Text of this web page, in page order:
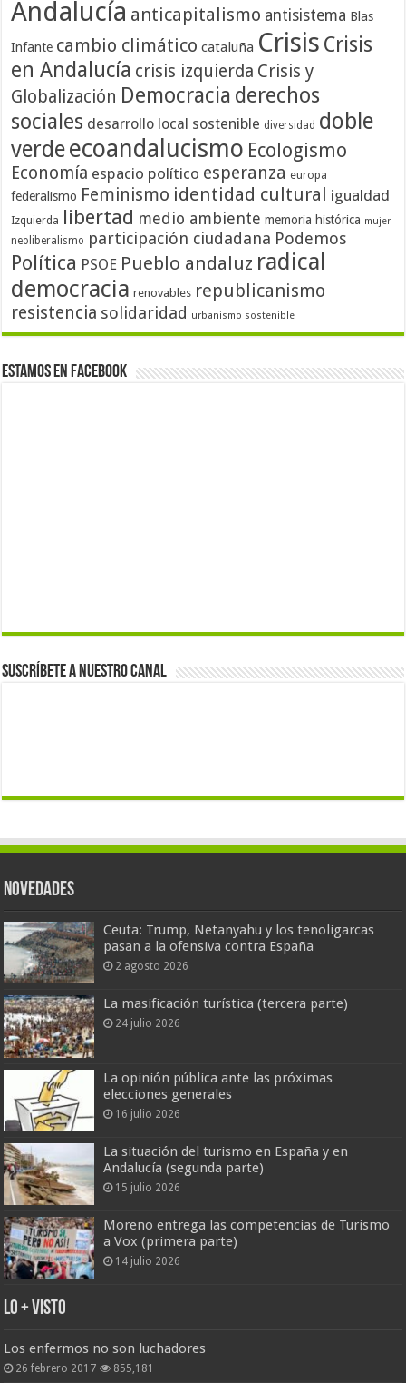
Andalucía anticapitalismo antisistema Blas
Infante cambio climático cataluña Crisis Crisis
en Andalucía crisis izquierda Crisis y
Globalización Democracia derechos
sociales desarrollo local sostenible diversidad doble
verdeecoandalucismo Ecologismo
Economía espacio político esperanza europa
federalismo Feminismo identidad cultural igualdad
Izquierda libertad medio ambiente memoria histórica mujer
neoliberalismo participación ciudadana Podemos
Política PSOE Pueblo andaluz radical
democracia renovables republicanismo
resistencia solidaridad urbanismo sostenible
Estamos en Facebook
Suscríbete a nuestro canal
Novedades
Ceuta: Trump, Netanyahu y los tenoligarcas
pasan a la ofensiva contra España
2 agosto 2026
La masificación turística (tercera parte)
24 julio 2026
La opinión pública ante las próximas
elecciones generales
16 julio 2026
La situación del turismo en España y en
Andalucía (segunda parte)
15 julio 2026
Moreno entrega las competencias de Turismo
a Vox (primera parte)
14 julio 2026
Lo + Visto
Los enfermos no son luchadores
26 febrero 2017 855,181